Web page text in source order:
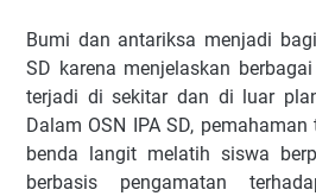
Bumi dan antariksa menjadi
SD karena menjelaskan
terjadi di sekitar dan di luar
Dalam OSN IPA SD,
benda langit melatih siswa
berbasis pengamatan